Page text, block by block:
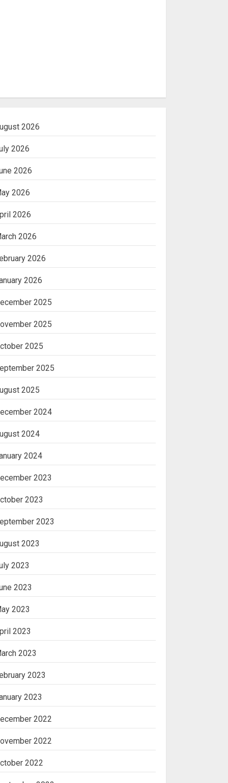
2026
2026
2026
2026
2026
2026
2026
2026
2025
2025
2025
2025
2025
2024
2024
2024
2023
2023
2023
2023
2023
2023
2023
2023
2023
2023
2023
2022
2022
2022